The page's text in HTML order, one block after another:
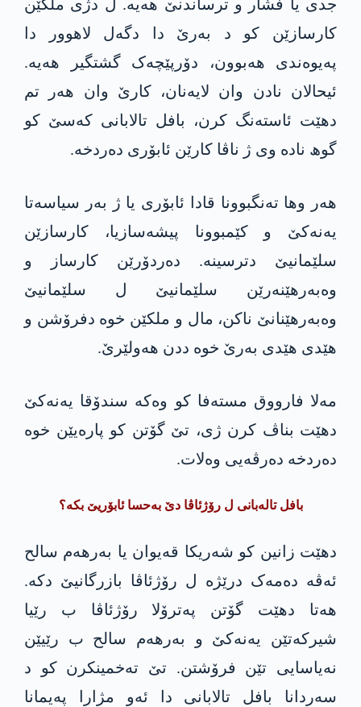
جدی یا فشار و ترساندنێ ھەیە. ل دژی ملکێن
کارسازێن کو د بەرێ دا دگەل لاھوور دا
پەیوەندی هەبوون، دۆرپێچەک گشتگیر ھەیە.
ئیحالان نادن وان لایەنان، کارێ وان ھەر تم
دهێت ئاستەنگ کرن، بافل تالابانی کەسێ کو
گوھ نادە وی ژ ناڤا کارێن ئابۆری دەردخە.
ھەر وھا تەنگبوونا قادا ئابۆری یا ژ بەر سیاسەتا
یەنەکێ و کێمبوونا پیشەسازیا، کارسازێن
سلێمانیێ دترسینە. دەردۆرێن کارساز و
وەبەرهێنەرێن سلێمانیێ ل سلێمانیێ
وەبەرھێنانێ ناکن، مال و ملکێن خوە دفرۆشن و
ھێدی ھێدی بەرێ خوە ددن ھەولێرێ.
مەلا فارووق مستەفا کو وەکە سندۆقا یەنەکێ
دهێت بناڤ کرن ژی، تێ گۆتن کو پارەیێن خوە
دەردخە دەرڤەیی وەلات.
بافل تالەبانی ل رۆژئاڤا دێ بەحسا ئابۆریێ بکە؟
دهێت زانین کو شەریکا قەیوان یا بەرھەم سالح
ئەڤە دەمەک درێژە ل رۆژئاڤا بازرگانیێ دکە.
ھەتا دهێت گۆتن پەترۆلا رۆژئاڤا ب رێیا
شیرکەتێن یەنەکێ و بەرھەم سالح ب رێیێن
نەیاسایی تێن فرۆشتن. تێ تەخمینکرن کو د
سەردانا بافل تالابانی دا ئەو مژارا پەیمانا